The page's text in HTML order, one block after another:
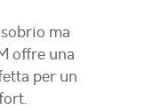
ma
offre una
per un